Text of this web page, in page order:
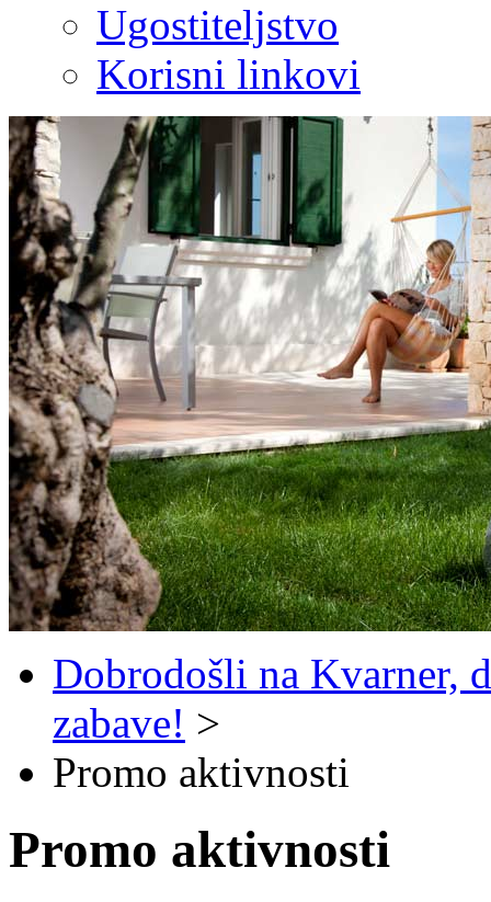
Ugostiteljstvo
Korisni linkovi
Dobrodošli na Kvarner,
zabave! >
Promo aktivnosti
Promo aktivnosti